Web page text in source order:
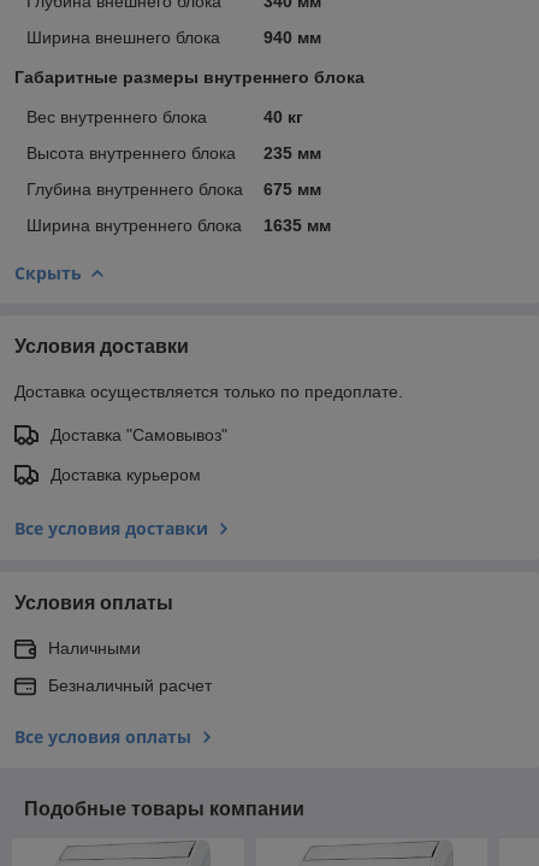
Ширина внешнего блока
940 мм
Габаритные размеры внутреннего блока
Вес внутреннего блока
40 кг
Высота внутреннего блока
235 мм
Глубина внутреннего блока
675 мм
Ширина внутреннего блока
1635 мм
Скрыть
Условия доставки
Доставка осуществляется только по предоплате.
Доставка "Самовывоз"
Доставка курьером
Все условия доставки
Условия оплаты
Наличными
Безналичный расчет
Все условия оплаты
Подобные товары компании